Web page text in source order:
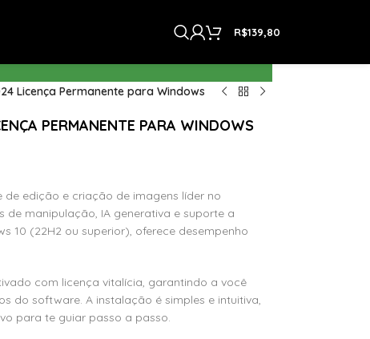
R$139,80
Licença Permanente para Windows
PERMANENTE PARA WINDOWS
edição e criação de imagens líder no
manipulação, IA generativa e suporte a
10 (22H2 ou superior), oferece desempenho
com licença vitalícia, garantindo a você
do software. A instalação é simples e intuitiva,
para te guiar passo a passo.